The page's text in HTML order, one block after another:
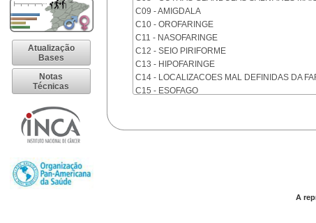
Atualização
Bases
Notas
Técnicas
C09 - AMIGDALA
C10 - OROFARINGE
C11 - NASOFARINGE
C12 - SEIO PIRIFORME
C13 - HIPOFARINGE
C14 - LOCALIZACOES MAL DEFINIDAS DA
C15 - ESOFAGO
C18 - COLON
A